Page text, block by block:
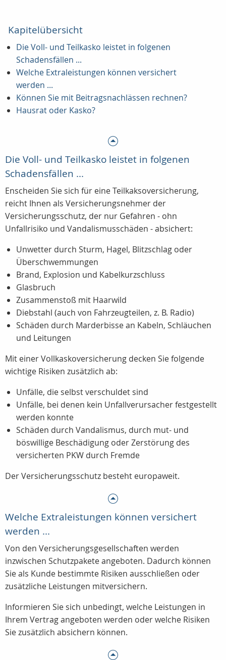
Kapitelübersicht
Die Voll- und Teilkasko leistet in folgenen
Schadensfällen ...
Welche Extraleistungen können versichert
werden ...
Können Sie mit Beitragsnachlässen rechnen?
Hausrat oder Kasko?
Die Voll- und Teilkasko leistet in folgenen
Schadensfällen ...
Enscheiden Sie sich für eine Teilkaksoversicherung,
reicht Ihnen als Versicherungsnehmer der
Versicherungsschutz, der nur Gefahren - ohn
Unfallrisiko und Vandalismusschäden - absichert:
Unwetter durch Sturm, Hagel, Blitzschlag oder
Überschwemmungen
Brand, Explosion und Kabelkurzschluss
Glasbruch
Zusammenstoß mit Haarwild
Diebstahl (auch von Fahrzeugteilen, z. B. Radio)
Schäden durch Marderbisse an Kabeln, Schläuchen
und Leitungen
Mit einer Vollkaskoversicherung decken Sie folgende
wichtige Risiken zusätzlich ab:
Unfälle, die selbst verschuldet sind
Unfälle, bei denen kein Unfallverursacher festgestellt
werden konnte
Schäden durch Vandalismus, durch mut- und
böswillige Beschädigung oder Zerstörung des
versicherten PKW durch Fremde
Der Versicherungsschutz besteht europaweit.
Welche Extraleistungen können versichert
werden ...
Von den Versicherungsgesellschaften werden
inzwischen Schutzpakete angeboten. Dadurch können
Sie als Kunde bestimmte Risiken ausschließen oder
zusätzliche Leistungen mitversichern.
Informieren Sie sich unbedingt, welche Leistungen in
Ihrem Vertrag angeboten werden oder welche Risiken
Sie zusätzlich absichern können.